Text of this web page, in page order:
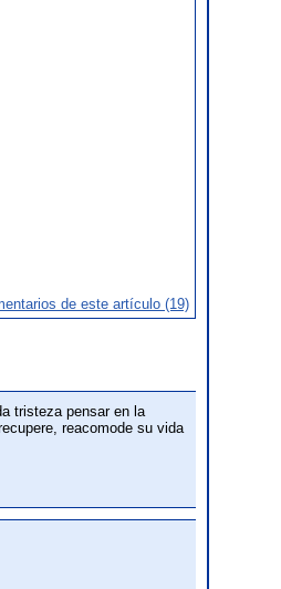
de este artículo (19)
tristeza pensar en la
reacomode su vida